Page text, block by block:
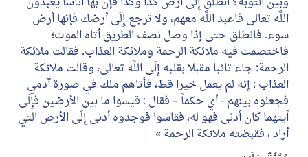
اللَّه تعالى فاعبد اللَّه معهم، ولا ترجع إِلَى أرضك فإنها أرض
سوء. فانطلق حتى إذا وصل نصف الطريق أتاه الموت؛
فاختصمت فيه ملائكة الرحمة وملائكة العذاب. فقالت ملائكة
الرحمة: جاء تائبا مقبلا بقلبه إِلَى اللَّه تعالى، وقالت ملائكة
العذاب : إنه لم يعمل خيرا قط، فأتاهم ملك في صورة آدمي
فجعلوه بينهم - أي حكماً – فقال : قيسوا ما بين الأرضين فإِلَى
أيتهما كان أدنى فهو له، فقاسوا فوجدوه أدنى إِلَى الأرض التي
أراد ، فقبضته ملائكة الرحمة